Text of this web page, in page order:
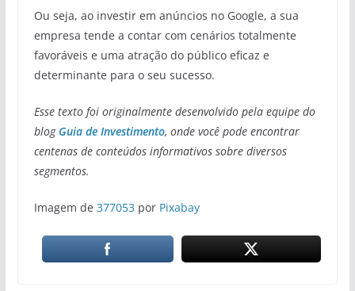
Ou seja, ao investir em anúncios no Google, a sua
empresa tende a contar com cenários totalmente
favoráveis e uma atração do público eficaz e
determinante para o seu sucesso.
Esse texto foi originalmente desenvolvido pela equipe do
blog Guia de Investimento, onde você pode encontrar
centenas de conteúdos informativos sobre diversos
segmentos.
Imagem de 377053 por Pixabay